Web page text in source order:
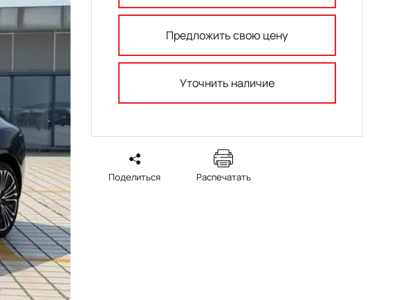
Предложить свою цену
Уточнить наличие
Поделиться Распечатать